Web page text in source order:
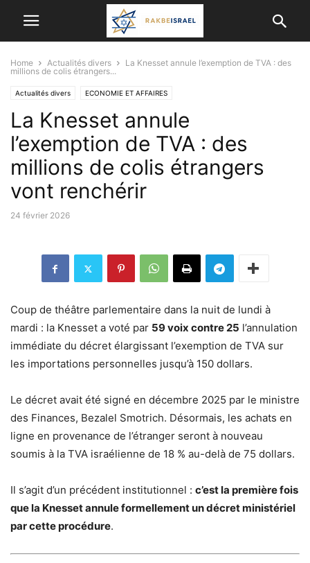
Home Actualités divers
La Knesset annule l’exemption de TVA : des
millions de colis étrangers...
Actualités divers ECONOMIE ET ​​AFFAIRES
La Knesset annule
l’exemption de TVA : des
millions de colis étrangers
vont renchérir
24 février 2026
Coup de théâtre parlementaire dans la nuit de lundi à
mardi : la Knesset a voté par 59 voix contre 25 l’annulation
immédiate du décret élargissant l’exemption de TVA sur
les importations personnelles jusqu’à 150 dollars.
Le décret avait été signé en décembre 2025 par le ministre
des Finances, Bezalel Smotrich. Désormais, les achats en
ligne en provenance de l’étranger seront à nouveau
soumis à la TVA israélienne de 18 % au-delà de 75 dollars.
Il s’agit d’un précédent institutionnel : c’est la première fois
que la Knesset annule formellement un décret ministériel
par cette procédure.